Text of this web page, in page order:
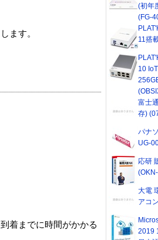
ます。
着までに時間がかかる
(初年
(FG-
11搭
10
富士
存)
パナ
UG-
応研
大電
アコ
2019